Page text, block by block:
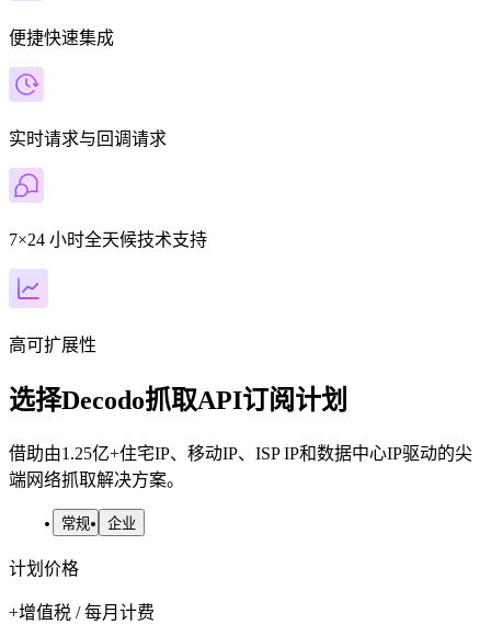
便捷快速集成
实时请求与回调请求
7×24 小时全天候技术支持
高可扩展性
选择Decodo抓取API订阅计划
借助由1.25亿+住宅IP、移动IP、ISP IP和数据中心IP驱动的尖
端网络抓取解决方案。
常规 企业
计划价格
+增值税 / 每月计费